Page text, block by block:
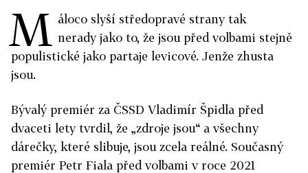
M áloco slyší středopravé strany tak
nerady jako to, že jsou před volbami stejně
populistické jako partaje levicové. Jenže zhusta
jsou.
Bývalý premiér za ČSSD Vladimír Špidla před
dvaceti lety tvrdil, že „zdroje jsou“ a všechny
dárečky, které slibuje, jsou zcela reálné. Současný
premiér Petr Fiala před volbami v roce 2021